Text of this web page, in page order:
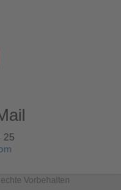
25
Vorbehalten